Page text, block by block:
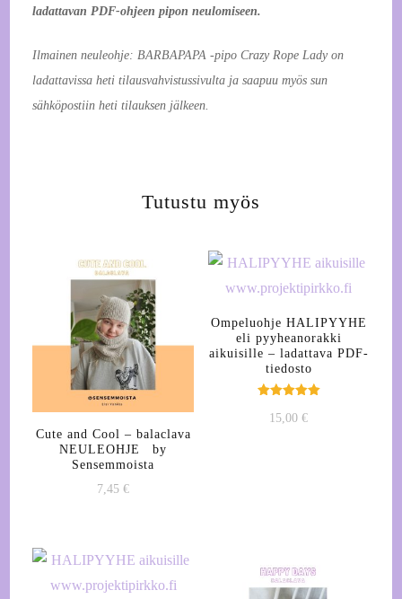
ladattavan PDF-ohjeen pipon neulomiseen.
Ilmainen neuleohje: BARBAPAPA -pipo Crazy Rope Lady on
ladattavissa heti tilausvahvistussivulta ja saapuu myös sun
sähköpostiin heti tilauksen jälkeen.
Tutustu myös
Cute and Cool – balaclava
NEULEOHJE by
Sensemmoista
7,45€
Ompeluohje HALIPYYHE
eli pyyheanorakki
aikuisille – ladattava PDF-
tiedosto
tuotteesta:
15,00€